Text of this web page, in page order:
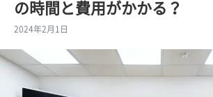
開業医のリアル 開業準
電子カルテ・ICT 医療機
の時間と費用がかかる？
2024年2月1日